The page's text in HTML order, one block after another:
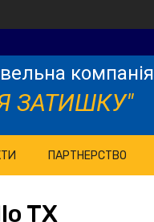
компанія
ЗАТИШКУ"
ПАРТНЕРСТВО
TX